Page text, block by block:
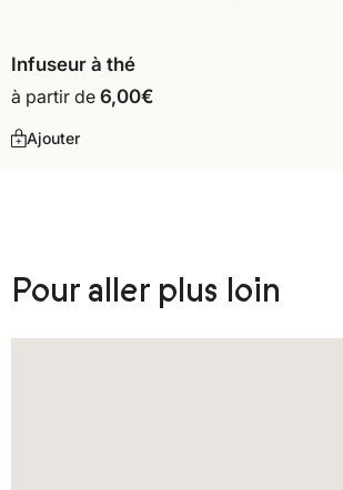
Infuseur à thé
à partir de 6,00€
Ajouter
Pour aller plus loin